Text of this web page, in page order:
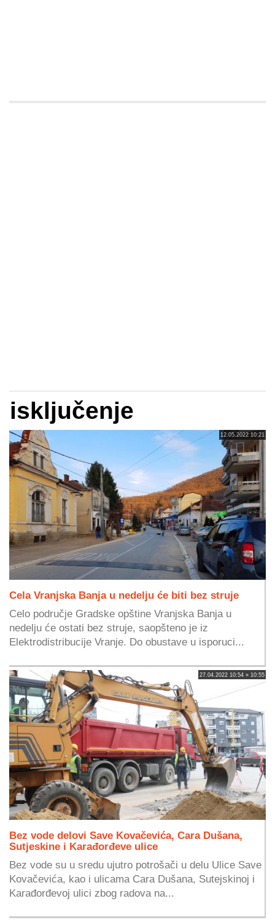
isključenje
12.05.2022 10:21
Cela Vranjska Banja u nedelju će biti bez struje
Celo područje Gradske opštine Vranjska Banja u
nedelju će ostati bez struje, saopšteno je iz
Elektrodistribucije Vranje. Do obustave u isporuci...
27.04.2022 10:54 » 10:55
Bez vode delovi Save Kovačevića, Cara Dušana,
Sutjeskine i Karađorđeve ulice
Bez vode su u sredu ujutro potrošači u delu Ulice Save
Kovačevića, kao i ulicama Cara Dušana, Sutejskinoj i
Karađorđevoj ulici zbog radova na...